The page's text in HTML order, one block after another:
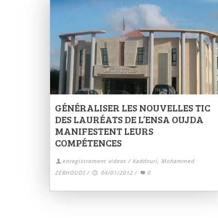
GÉNÉRALISER LES NOUVELLES TIC
DES LAURÉATS DE L’ENSA OUJDA
MANIFESTENT LEURS
COMPÉTENCES
enregistrement videos / Kaddouri, Mohammed
ZERHOUDI / 04/01/2012 / 0